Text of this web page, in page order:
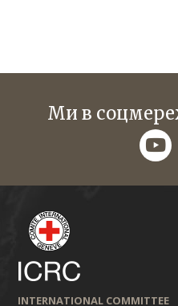
Ми в
INTERNATIONAL COMMITTEE